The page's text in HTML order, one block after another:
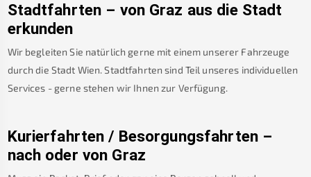
Stadtfahrten – von Graz aus die Stadt
erkunden
Wir begleiten Sie natürlich gerne mit einem unserer Fahrzeuge
durch die Stadt Wien. Stadtfahrten sind Teil unseres individuellen
Services - gerne stehen wir Ihnen zur Verfügung.
Kurierfahrten / Besorgungsfahrten –
nach oder von Graz